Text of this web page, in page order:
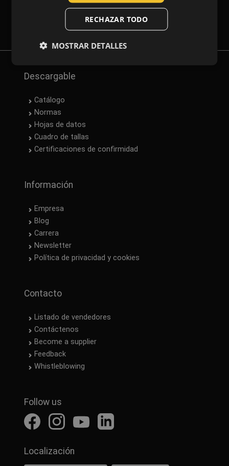
Descargable
Catálogo
Normas
Hojas de datos
Cuadro de tallas
Certificaciones de confirmidad
Información
Empresa
Blog
Carrera
Newsletter
Política de privacidad y cookies
Contacto
Listado de vendedores
Contáctenos
Become a supplier
Feedback
Whistleblowing
Follow us
Localización
SPANISH
FRENCH
RECHAZAR TODO
MOSTRAR DETALLES